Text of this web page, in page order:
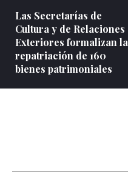
Las Secretarías de
Cultura y de Relaciones
Exteriores formalizan la
repatriación de 160
bienes patrimoniales